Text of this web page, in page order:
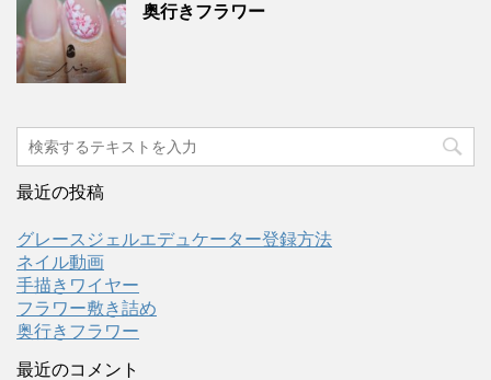
奥行きフラワー
最近の投稿
グレースジェルエデュケーター登録方法
ネイル動画
手描きワイヤー
フラワー敷き詰め
奥行きフラワー
最近のコメント